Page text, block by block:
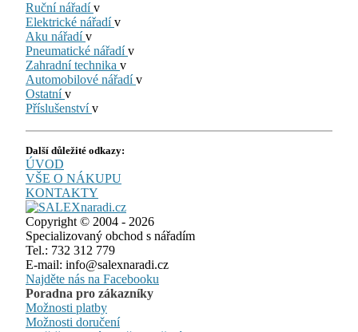
Ruční nářadív
Elektrické nářadív
Aku nářadív
Pneumatické nářadív
Zahradní technika v
Automobilové nářadív
Ostatnív
Příslušenstvív
Další důležité odkazy:
ÚVOD
VŠE O NÁKUPU
KONTAKTY
Copyright © 2004 - 2026
Specializovaný obchod s nářadím
Tel.: 732 312 779
E-mail: info@salexnaradi.cz
Najděte nás na Facebooku
Poradna pro zákazníky
Možnosti platby
Možnosti doručení